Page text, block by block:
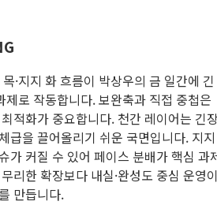
·지지 화 흐름이 박상우의 금 일간에 긴
제로 작동합니다. 보완축과 직접 중첩은
적화가 중요합니다. 천간 레이어는 긴
급을 끌어올리기 쉬운 국면입니다. 지지
가 커질 수 있어 페이스 분배가 핵심 과
리한 확장보다 내실·완성도 중심 운영
만듭니다.